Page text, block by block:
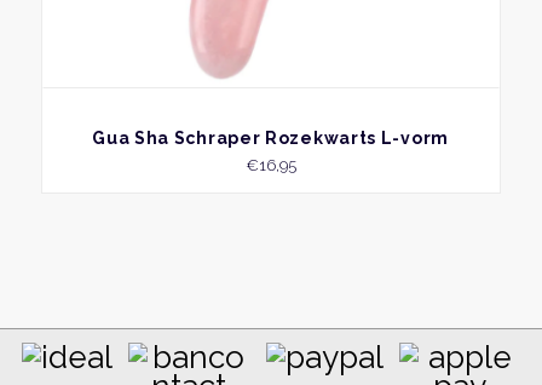
BEKIJK
Gua Sha Schraper Rozekwarts L-vorm
€16,95